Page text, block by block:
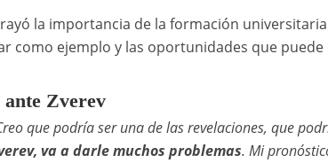
la importancia de la formación
como ejemplo y las oportunidades que
ante Zverev
que podría ser una de las revelaciones, que
va a darle muchos problemas. Mi